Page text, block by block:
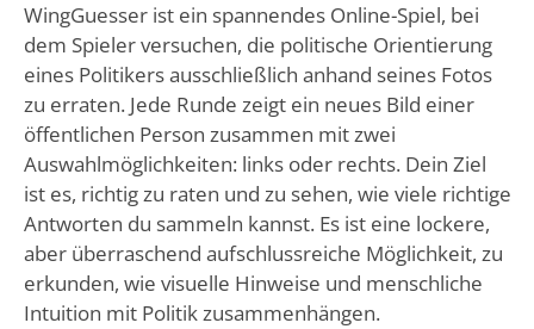
WingGuesser ist ein spannendes Online-Spiel, bei
dem Spieler versuchen, die politische Orientierung
eines Politikers ausschließlich anhand seines Fotos
zu erraten. Jede Runde zeigt ein neues Bild einer
öffentlichen Person zusammen mit zwei
Auswahlmöglichkeiten: links oder rechts. Dein Ziel
ist es, richtig zu raten und zu sehen, wie viele richtige
Antworten du sammeln kannst. Es ist eine lockere,
aber überraschend aufschlussreiche Möglichkeit, zu
erkunden, wie visuelle Hinweise und menschliche
Intuition mit Politik zusammenhängen.